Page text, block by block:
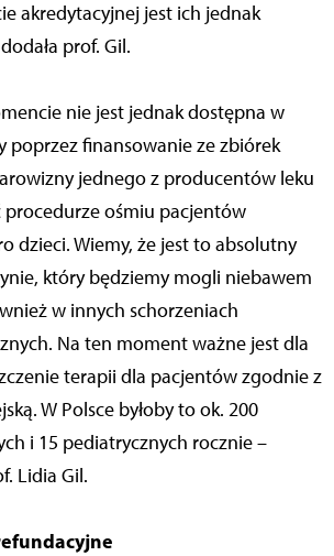
akredytacyjnej jest ich jednak
prof. Gil.
nie jest jednak dostępna w
poprzez finansowanie ze zbiórek
jednego z producentów leku
ośmiu pacjentów
dzieci. Wiemy, że jest to absolutny
który będziemy mogli niebawem
w innych schorzeniach
Na ten moment ważne jest dla
terapii dla pacjentów zgodnie z
W Polsce byłoby to ok. 200
i 15 pediatrycznych rocznie –
Lidia Gil.